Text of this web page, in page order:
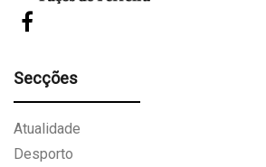
Secções
Atualidade
Desporto